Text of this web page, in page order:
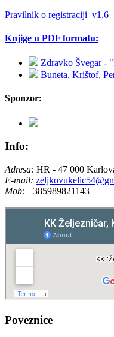
Pravilnik o registraciji_v1.6
Knjige u PDF formatu:
Zdravko Švegar -
Buneta, Krištof,
Sponzor:
Info:
Adresa: HR - 47 000
E-mail:
Mob: +385989821143
Poveznice